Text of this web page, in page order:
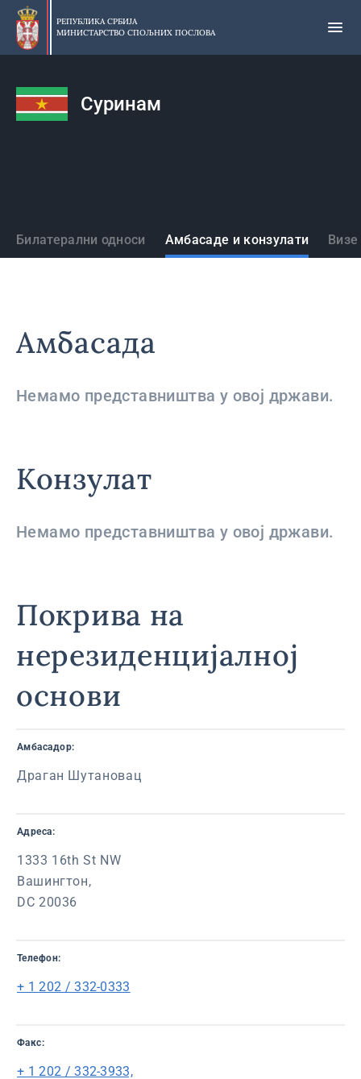
Прескочи
главни
део
РЕПУБЛИКА СРБИЈА
МИНИСТАРСТВО СПОЉНИХ ПОСЛОВА
Суринам
Државе
Билатерални односи Амбасаде и конзулати
Амбасада
Немамо представништва у овој држави.
Конзулат
Немамо представништва у овој држави.
Покрива на
нерезиденцијалној
основи
Амбасадор:
Драган Шутановац
Адреса:
1333 16th St NW
Вашингтон,
DC 20036
Телефон:
+ 1 202 / 332-0333
Факс:
+ 1 202 / 332-3933,